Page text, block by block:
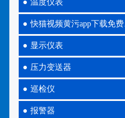
温度仪表
快
显示仪表
压力变送器
巡检仪
报警器